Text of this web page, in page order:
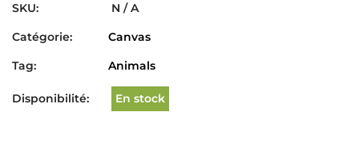
SKU:
N / A
Catégorie:
Canvas
Tag:
Animals
Disponibilité: En stock